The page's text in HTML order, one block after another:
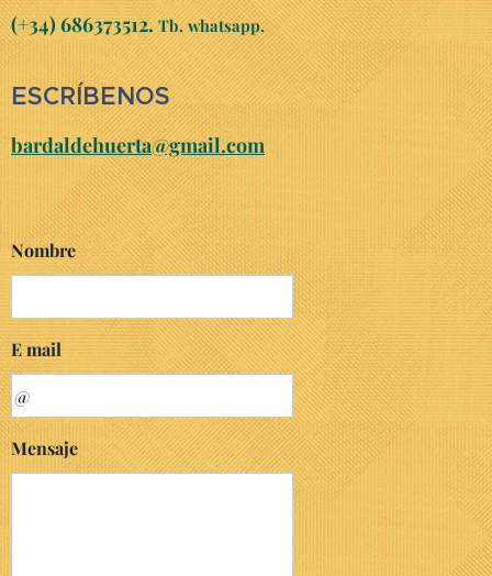
(+34) 686373512. Tb. whatsapp.
ESCRÍBENOS
bardaldehuerta@gmail.com
Nombre
E mail
Mensaje